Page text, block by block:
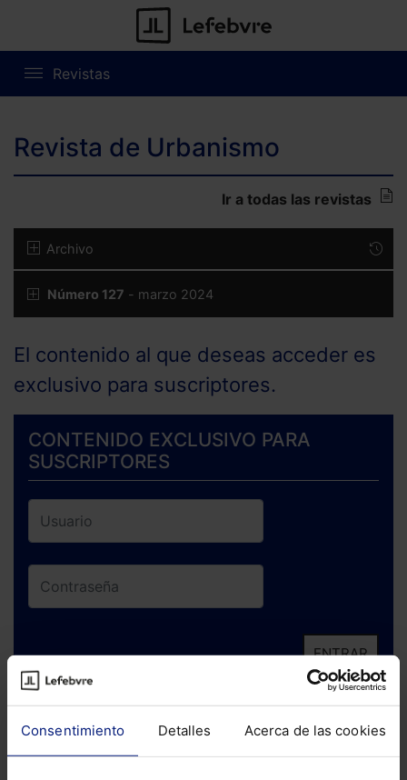
Consentimiento Detalles Acerca de las cookies
Revistas
Revista de Urbanismo
Ir a todas las revistas
Archivo
Número 127 - marzo 2024
El contenido al que deseas acceder es
exclusivo para suscriptores.
CONTENIDO EXCLUSIVO PARA
SUSCRIPTORES
ENTRAR
¿Has olvidado tu contraseña?
Si todavía no te has suscrito, no pierdas